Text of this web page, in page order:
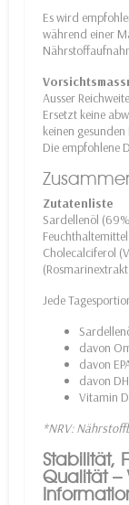
Es wird
während einer
Ausser
Ersetzt keine
keinen gesunden
Die empfohlene
Zutatenliste
Sardellenöl
Cholecalciferol
Jede
davon
davon
davon
Vitamin
*NRV:
Stabilität,
Qualität –